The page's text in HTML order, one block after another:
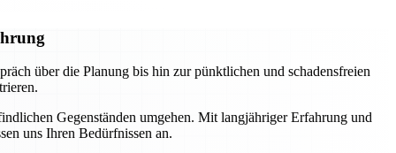
über die Planung bis hin zur pünktlichen und schadensfreien
Gegenständen umgehen. Mit langjähriger Erfahrung und
uns Ihren Bedürfnissen an.